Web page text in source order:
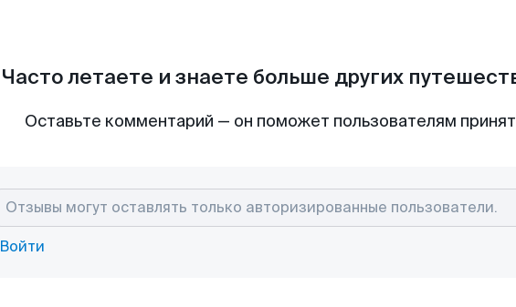
Часто летаете и знаете больше других
Оставьте комментарий — он поможет пользователям
Войти